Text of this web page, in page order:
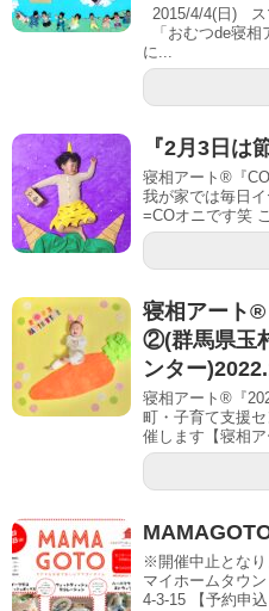
2015/4/4(日) ス
「おむつde寝
に...
『2月3日は
寝相アート®︎『
我が家では毎日
=COオニです笑
寝相アート®︎
②(群馬県玉
ンター
寝相アート®『
町・子育て支援
催します【寝相
※開催中止となり
マイホームタウ
4-3-15 【予約申